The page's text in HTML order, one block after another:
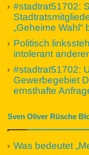
#stadtrat51702:
„Geheime Wahl“
Politisch
intolerant
#stadtrat51702:
Gewerbegebiet
ernsthafte
Sven Oliver Rüsche
Was bedeutet